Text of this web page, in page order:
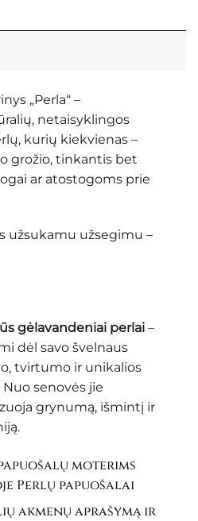
„Perla“ –
netaisyklingos
kurių kiekvienas –
grožio, tinkantis bet
ar atostogoms prie
užsukamu užsegimu –
gėlavandeniai perlai–
dėl savo švelnaus
tvirtumo ir unikalios
senovės jie
grynumą, išmintį ir
moterims
Perlų papuošalai
akmenų aprašymą ir